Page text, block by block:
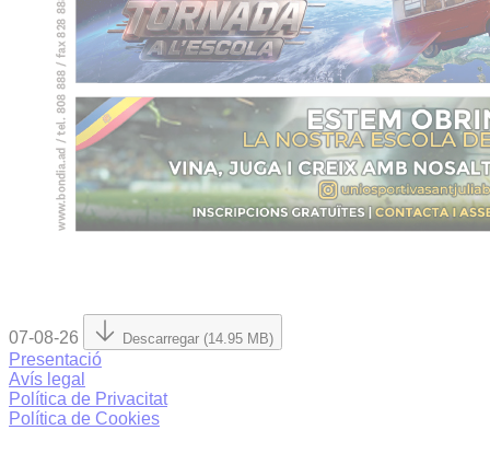
07-08-26 Descarregar (14.95 MB)
Presentació
Avís legal
Política de Privacitat
Política de Cookies